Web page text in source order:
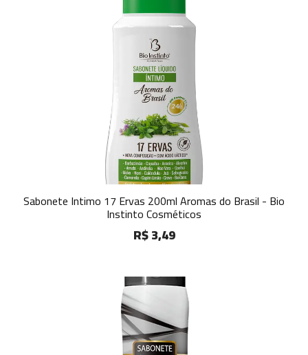
Sabonete Intimo 17 Ervas 200ml Aromas do Brasil - Bio
Instinto Cosméticos
R$ 3,49